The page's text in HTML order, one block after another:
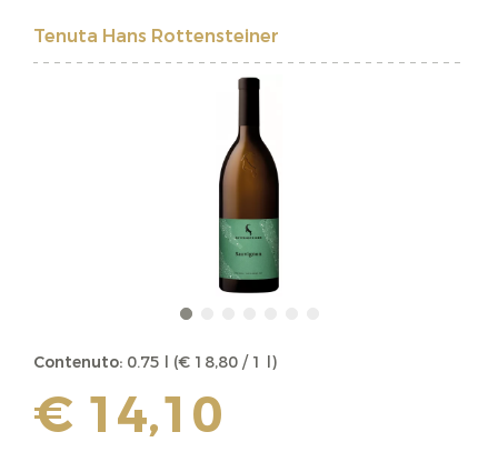
Tenuta Hans Rottensteiner
Contenuto: 0.75 l (€ 18,80 / 1 l)
€ 14,10